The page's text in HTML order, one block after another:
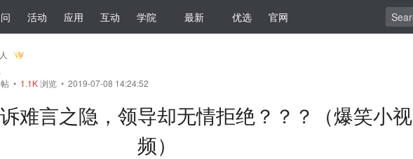
活动 应用 互动 学院 最新 优选 官网
• 1.1K浏览 • 2019-07-08 14:24:52
难言之隐，领导却无情拒绝？？？（爆笑小视
频）